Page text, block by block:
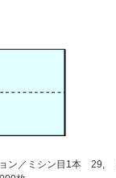
ン／ミシン目1本 29,